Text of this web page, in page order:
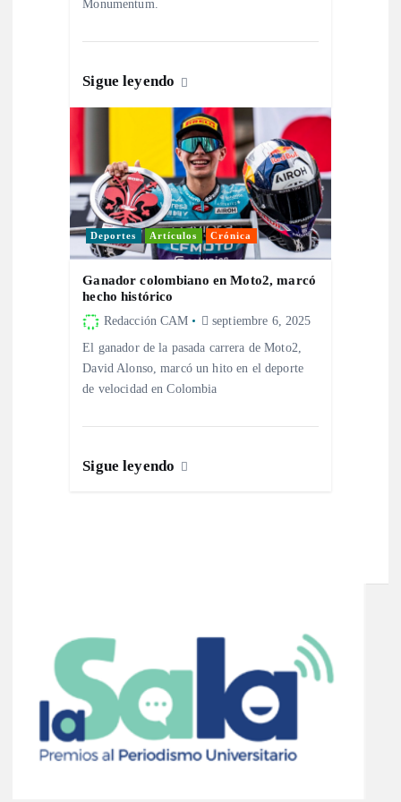
Monumentum.
Sigue leyendo
Deportes Artículos Crónica
Ganador colombiano en Moto2, marcó
hecho histórico
Redacción CAM septiembre 6, 2025
El ganador de la pasada carrera de Moto2,
David Alonso, marcó un hito en el deporte
de velocidad en Colombia
Sigue leyendo